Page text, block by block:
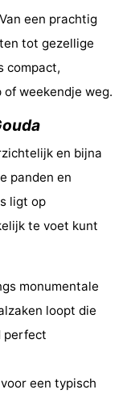
een prachtig
tot gezellige
compact,
weekendje weg.
en bijna
panden en
ligt op
te voet kunt
monumentale
loopt die
perfect
een typisch